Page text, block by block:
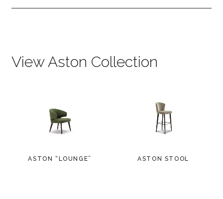
View Aston Collection
ASTON “LOUNGE” ASTON STOOL